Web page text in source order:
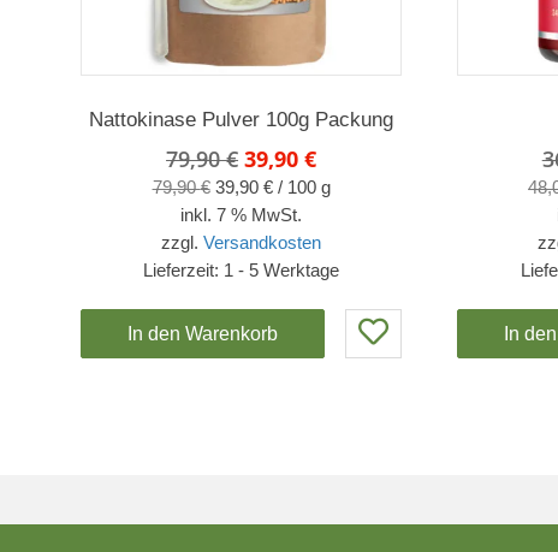
Nattokinase Pulver 100g Packung
79,90€ Ursprünglicher
Preis
war:
79,90 €
39,90€Aktueller
Preis
39,90 €.
79,90€ 39,90 €/ 100 g
inkl. 7 % MwSt.
zzgl.Versandkosten
Lieferzeit: 1 - 5 Werktage
In den Warenkorb In